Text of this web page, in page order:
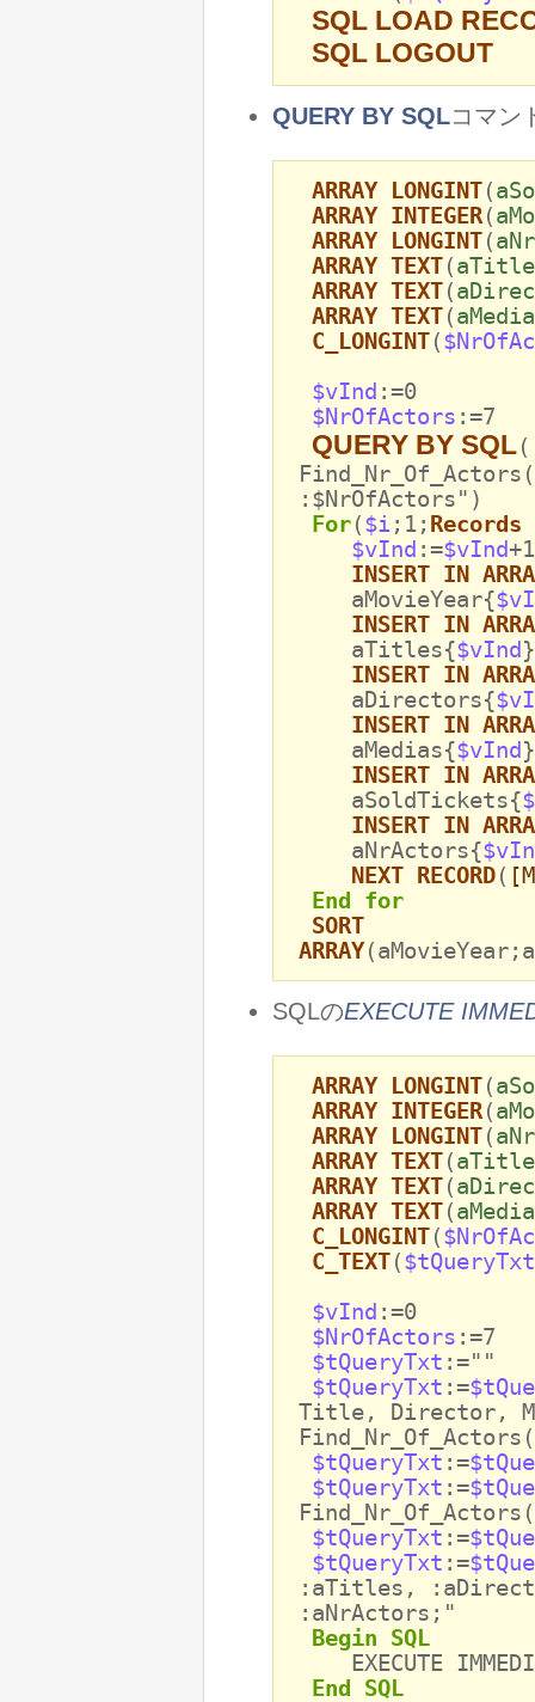
SQL LOAD
SQL LOGOUT
QUERY BY SQLコマン
ARRAY LONGINT(
ARRAY INTEGER(
ARRAY LONGINT(
ARRAY TEXT(
ARRAY TEXT(
ARRAY TEXT(
C_LONGINT(
$vInd :=0
$NrOfActors :=7
QUERY BY SQL(
:$NrOfActors")
For($i ;1;
$vInd :=$vInd+1
INSERT IN
aMovieYear{
INSERT IN
aTitles{$vInd
INSERT IN
aDirectors{
INSERT IN
aMedias{$vInd
INSERT IN
aSoldTickets{
INSERT IN
aNrActors{
NEXT RECORD(
End for
SORT
ARRAY
SQLのEXECUTE
ARRAY LONGINT(
ARRAY INTEGER(
ARRAY LONGINT(
ARRAY TEXT(
ARRAY TEXT(
ARRAY TEXT(
C_LONGINT(
C_TEXT($tQueryTxt
$vInd :=0
$NrOfActors :=7
$tQueryTxt :=""
$tQueryTxt :=
Title, Director,
$tQueryTxt :=
$tQueryTxt :=
$tQueryTxt :=
$tQueryTxt :=
:aTitles,
:aNrActors;"
Begin SQL
EXECUTE
End SQL